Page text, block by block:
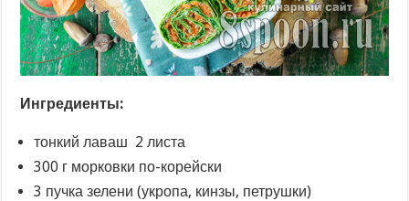
Ингредиенты:
тонкий лаваш 2 листа
300 г морковки по-корейски
3 пучка зелени (укропа, кинзы, петрушки)